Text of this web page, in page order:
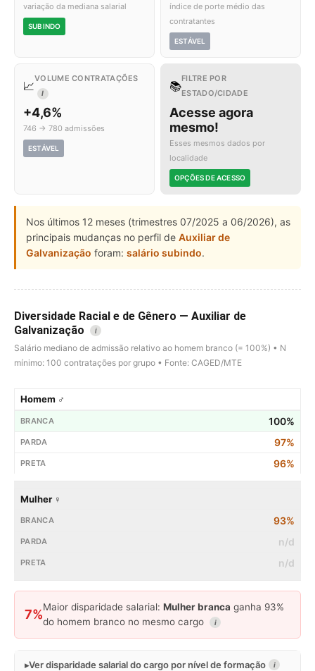
variação da mediana salarial
SUBINDO
índice de porte médio das
contratantes
ESTÁVEL
📈
VOLUME CONTRATAÇÕES
I
+4,6%
746 → 780 admissões
ESTÁVEL
📚
FILTRE POR
ESTADO/CIDADE
Acesse agora
mesmo!
Esses mesmos dados por
localidade
OPÇÕES DE ACESSO
Nos últimos 12 meses (trimestres 07/2025 a 06/2026), as
principais mudanças no perfil de Auxiliar de
Galvanização foram: salário subindo.
Diversidade Racial e de Gênero — Auxiliar de
Galvanização
i
Salário mediano de admissão relativo ao homem branco (= 100%) • N
mínimo: 100 contratações por grupo • Fonte: CAGED/MTE
Homem ♂
100%
97%
96%
Mulher ♀
93%
n/d
n/d
7%
Maior disparidade salarial: Mulher branca ganha 93%
do homem branco no mesmo cargo
i
Ver disparidade salarial do cargo por nível de formação i